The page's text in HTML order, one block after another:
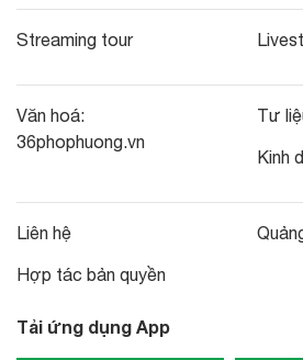
Streaming tour
Văn hoá:
36phophuong.vn
Tư
Kinh
Liên hệ
Hợp tác bản quyền
Tải ứng dụng App